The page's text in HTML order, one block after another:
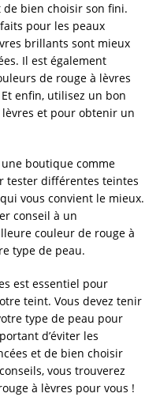
bien choisir son fini.
pour les peaux
brillants sont mieux
Il est également
de rouge à lèvres
enfin, utilisez un bon
et pour obtenir un
une boutique comme
tester différentes teintes
vous convient le mieux.
conseil à un
couleur de rouge à
type de peau.
est essentiel pour
teint. Vous devez tenir
type de peau pour
d’éviter les
et de bien choisir
vous trouverez
à lèvres pour vous !